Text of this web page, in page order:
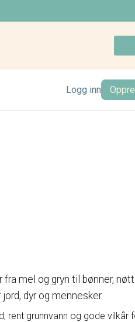
Logg inn
mel og gryn til bønner,
dyr og mennesker.
rent grunnvann og gode vilkår